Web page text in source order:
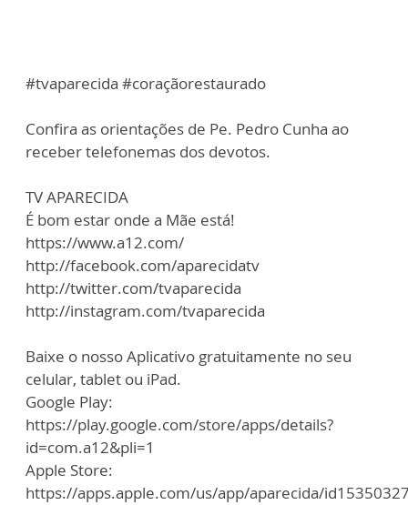
#tvaparecida #coraçãorestaurado
Confira as orientações de Pe. Pedro Cunha ao
receber telefonemas dos devotos.
TV APARECIDA
É bom estar onde a Mãe está!
https://www.a12.com/
http://facebook.com/aparecidatv
http://twitter.com/tvaparecida
http://instagram.com/tvaparecida
Baixe o nosso Aplicativo gratuitamente no seu
celular, tablet ou iPad.
Google Play:
https://play.google.com/store/apps/details?
id=com.a12&pli=1
Apple Store:
https://apps.apple.com/us/app/aparecida/